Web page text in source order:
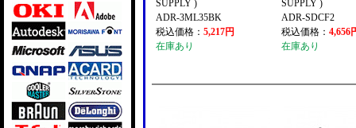
SUPPLY )
ADR-3ML35BK
税込価格： 5,217円
在庫あり
SUPPLY )
ADR-SDCF2
税込価格：4,656
在庫あり